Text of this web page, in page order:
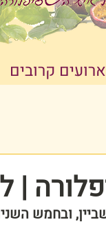
ארועים קרובים
|
ובחמש